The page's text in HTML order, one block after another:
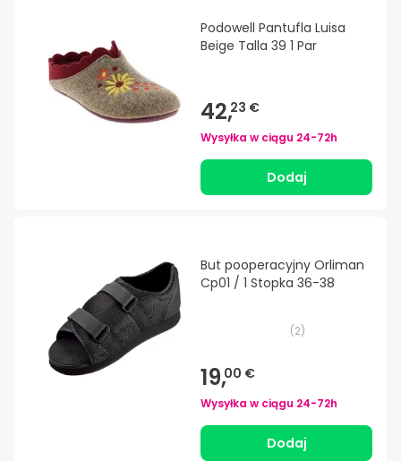
Podowell Pantufla Luisa
Beige Talla 39 1 Par
42,23 €
Wysyłka w ciągu 24-72h
Dodaj
But pooperacyjny Orliman
Cp01 / 1 Stopka 36-38
(2)
19,00 €
Wysyłka w ciągu 24-72h
Dodaj